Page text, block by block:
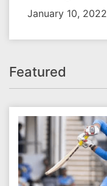
January 10, 2022
Featured